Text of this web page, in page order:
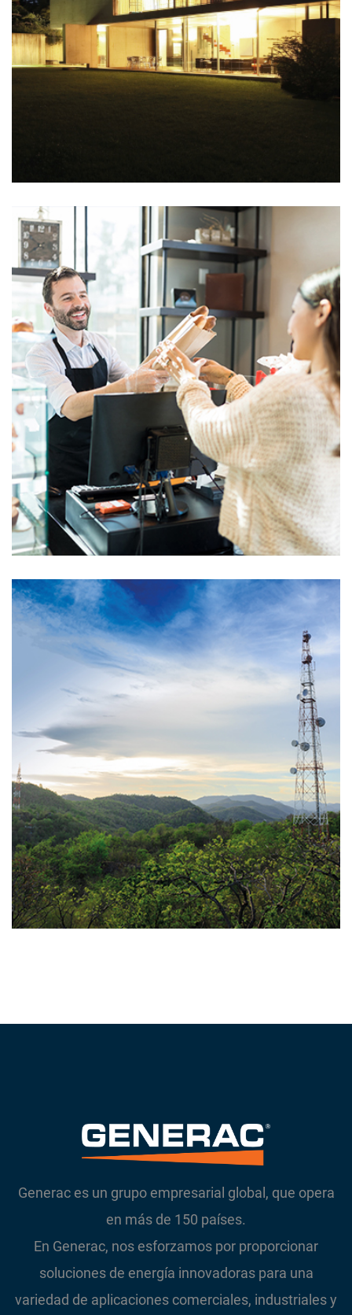
Residencial
Pequeña empresa
Generac es un grupo empresarial global, que opera
en más de 150 países.
En Generac, nos esforzamos por proporcionar
soluciones de energía innovadoras para una
variedad de aplicaciones comerciales, industriales y